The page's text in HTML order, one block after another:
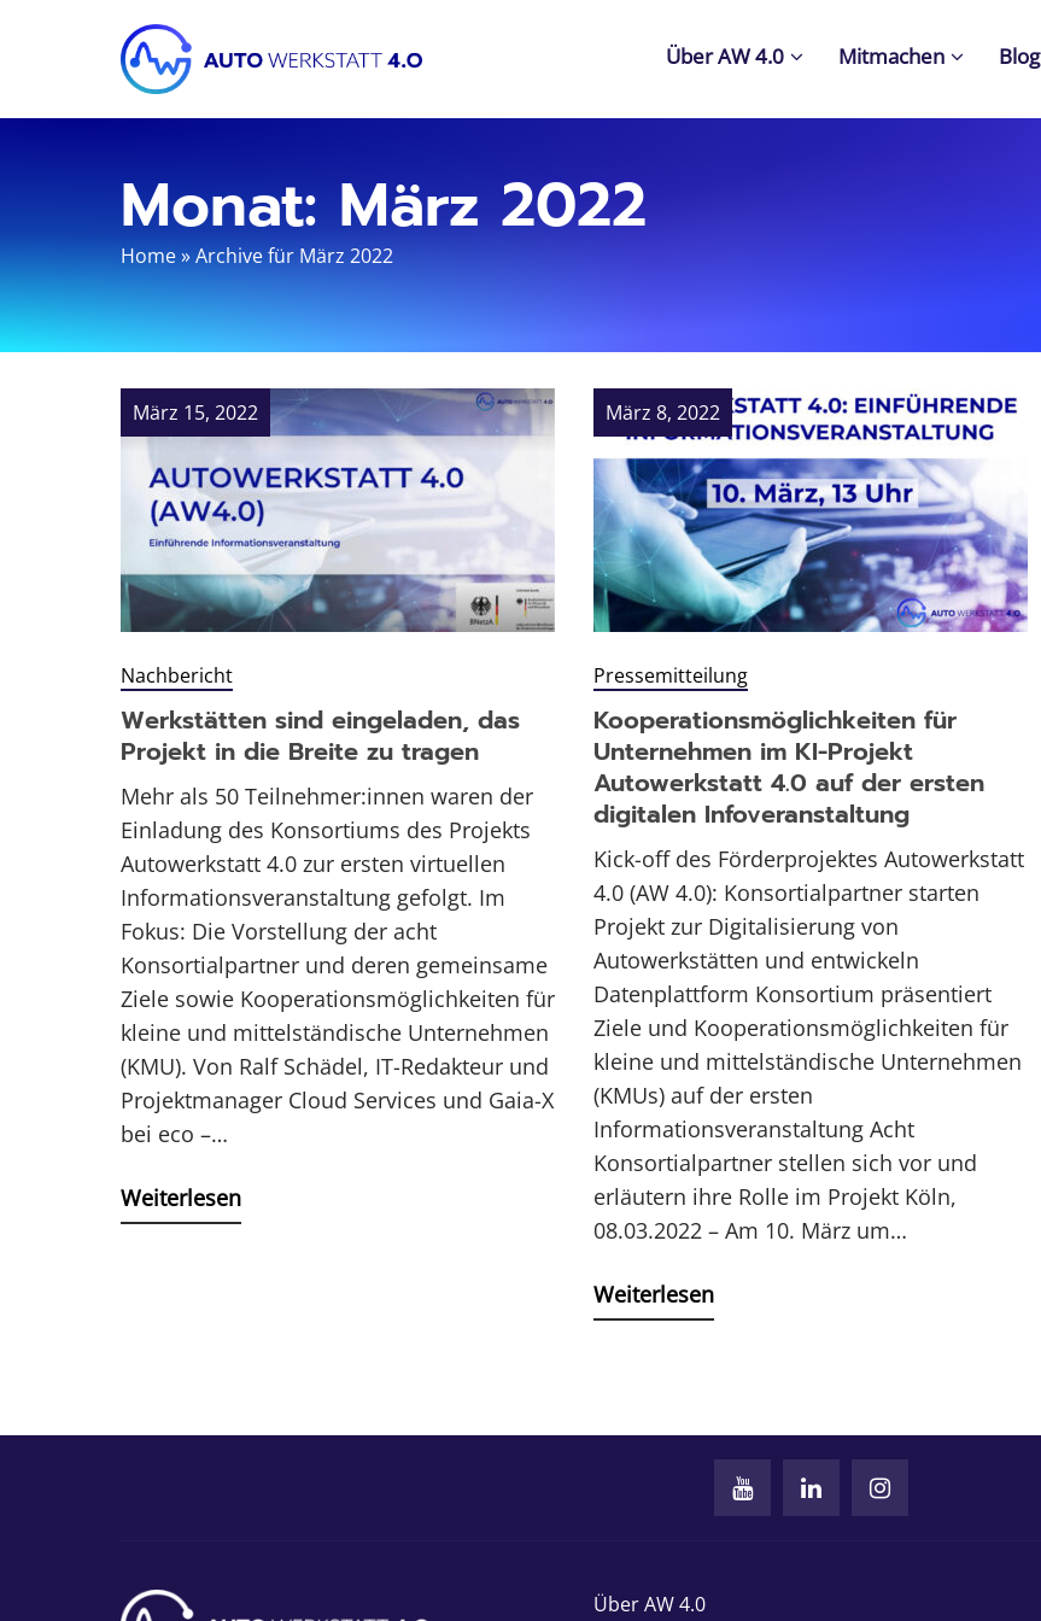
Über AW 4.0 Mitmachen Blog
Monat:März 2022
Home»Archive für März 2022
März 15, 2022
Nachbericht
Werkstätten sind eingeladen, das
Projekt in die Breite zu tragen
Mehr als 50 Teilnehmer:innen waren der
Einladung des Konsortiums des Projekts
Autowerkstatt 4.0 zur ersten virtuellen
Informationsveranstaltung gefolgt. Im
Fokus: Die Vorstellung der acht
Konsortialpartner und deren gemeinsame
Ziele sowie Kooperationsmöglichkeiten für
kleine und mittelständische Unternehmen
(KMU). Von Ralf Schädel, IT-Redakteur und
Projektmanager Cloud Services und Gaia-X
bei eco –…
Weiterlesen
März 8, 2022
Pressemitteilung
Kooperationsmöglichkeiten für
Unternehmen im KI-Projekt
Autowerkstatt 4.0 auf der ersten
digitalen Infoveranstaltung
Kick-off des Förderprojektes Autowerkstatt
4.0 (AW 4.0): Konsortialpartner starten
Projekt zur Digitalisierung von
Autowerkstätten und entwickeln
Datenplattform Konsortium präsentiert
Ziele und Kooperationsmöglichkeiten für
kleine und mittelständische Unternehmen
(KMUs) auf der ersten
Informationsveranstaltung Acht
Konsortialpartner stellen sich vor und
erläutern ihre Rolle im Projekt Köln,
08.03.2022 – Am 10. März um…
Weiterlesen
Über AW 4.0